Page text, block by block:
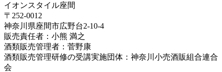
イオンスタイル座間
〒252-0012
神奈川県座間市広野台2-10-4
販売責任者：小熊 満之
酒類販売管理者：菅野康
酒類販売管理研修の受講実施団体：神奈川小売酒販組合連合
会